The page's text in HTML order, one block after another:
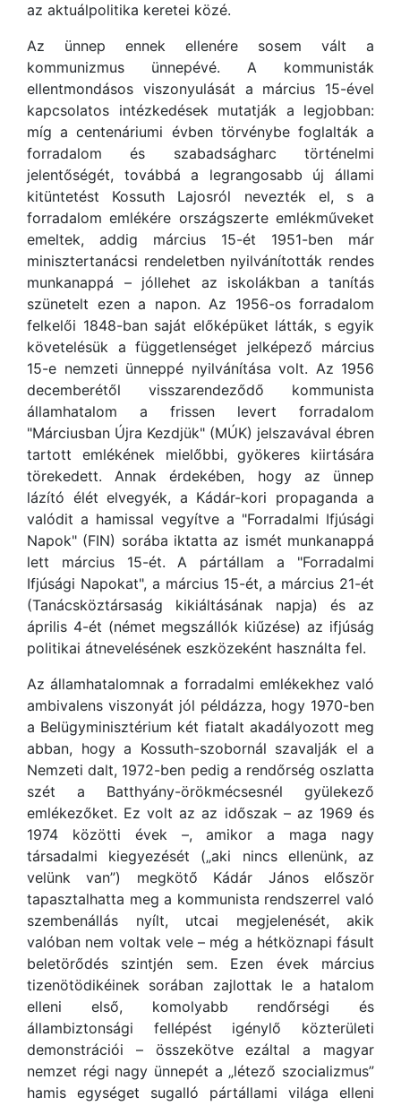
az aktuálpolitika keretei közé.
Az ünnep ennek ellenére sosem vált a
kommunizmus ünnepévé. A kommunisták
ellentmondásos viszonyulását a március 15-ével
kapcsolatos intézkedések mutatják a legjobban:
míg a centenáriumi évben törvénybe foglalták a
forradalom és szabadságharc történelmi
jelentőségét, továbbá a legrangosabb új állami
kitüntetést Kossuth Lajosról nevezték el, s a
forradalom emlékére országszerte emlékműveket
emeltek, addig március 15-ét 1951-ben már
minisztertanácsi rendeletben nyilvánították rendes
munkanappá – jóllehet az iskolákban a tanítás
szünetelt ezen a napon. Az 1956-os forradalom
felkelői 1848-ban saját előképüket látták, s egyik
követelésük a függetlenséget jelképező március
15-e nemzeti ünneppé nyilvánítása volt. Az 1956
decemberétől visszarendeződő kommunista
államhatalom a frissen levert forradalom
"Márciusban Újra Kezdjük" (MÚK) jelszavával ébren
tartott emlékének mielőbbi, gyökeres kiirtására
törekedett. Annak érdekében, hogy az ünnep
lázító élét elvegyék, a Kádár-kori propaganda a
valódit a hamissal vegyítve a "Forradalmi Ifjúsági
Napok" (FIN) sorába iktatta az ismét munkanappá
lett március 15-ét. A pártállam a "Forradalmi
Ifjúsági Napokat", a március 15-ét, a március 21-ét
(Tanácsköztársaság kikiáltásának napja) és az
április 4-ét (német megszállók kiűzése) az ifjúság
politikai átnevelésének eszközeként használta fel.
Az államhatalomnak a forradalmi emlékekhez való
ambivalens viszonyát jól példázza, hogy 1970-ben
a Belügyminisztérium két fiatalt akadályozott meg
abban, hogy a Kossuth-szobornál szavalják el a
Nemzeti dalt, 1972-ben pedig a rendőrség oszlatta
szét a Batthyány-örökmécsesnél gyülekező
emlékezőket. Ez volt az az időszak – az 1969 és
1974 közötti évek –, amikor a maga nagy
társadalmi kiegyezését („aki nincs ellenünk, az
velünk van”) megkötő Kádár János először
tapasztalhatta meg a kommunista rendszerrel való
szembenállás nyílt, utcai megjelenését, akik
valóban nem voltak vele – még a hétköznapi fásult
beletörődés szintjén sem. Ezen évek március
tizenötödikéinek sorában zajlottak le a hatalom
elleni első, komolyabb rendőrségi és
állambiztonsági fellépést igénylő közterületi
demonstrációi – összekötve ezáltal a magyar
nemzet régi nagy ünnepét a „létező szocializmus”
hamis egységet sugalló pártállami világa elleni